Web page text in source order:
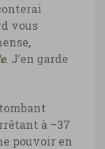
vous
. J’en garde
à –37
pouvoir en